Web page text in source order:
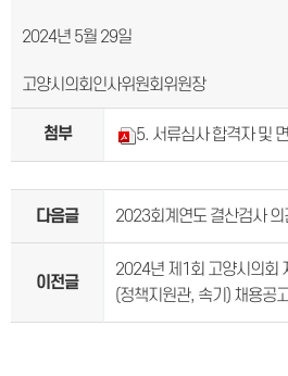
2024년 5월 29일
고양시의회인사위원회위원장
첨부 5. 서류심사 합격자 및
다음글 2023회계연도 결산검사
이전글
2024년 제1회 고양시의회
(정책지원관, 속기) 채용공